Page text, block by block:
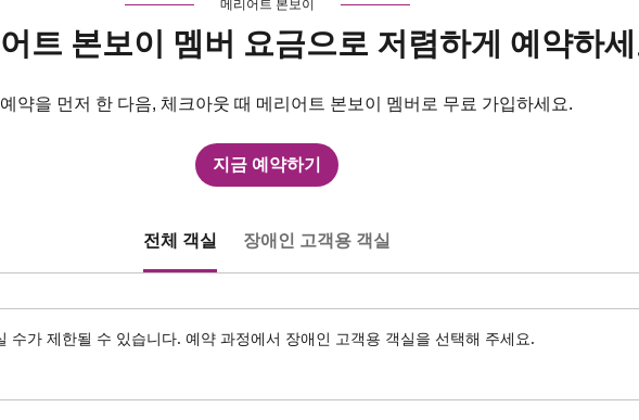
메리어트 본보이
트 본보이 멤버 요금으로 저렴하게 예약하
약을 먼저 한 다음, 체크아웃 때 메리어트 본보이 멤버로 무료 가입하세요.
지금 예약하기
전체 객실 장애인 고객용 객실
수가 제한될 수 있습니다. 예약 과정에서 장애인 고객용 객실을 선택해 주세요.